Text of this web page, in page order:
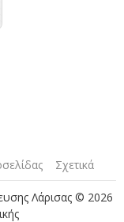
Σχετικά
Λάρισας © 2026